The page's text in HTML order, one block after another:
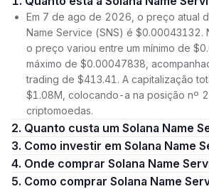
Em 7 de ago de 2026, o preço atual
Name Service (SNS) é $0.00043132.
o preço variou entre um mínimo de
máximo de $0.00047838,
trading de $413.41. A capitalização
$1.08M, colocando-a na posição nº
criptomoedas.
2. Quanto custa um Solana Name
3. Como investir em Solana Name
4. Onde comprar Solana Name
5. Como comprar Solana Name